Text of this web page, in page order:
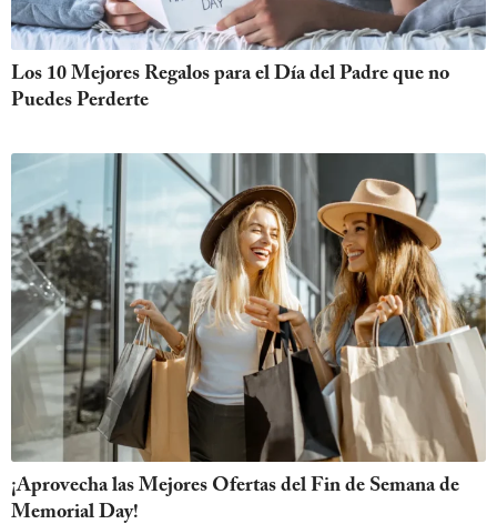
Los 10 Mejores Regalos para el Día del Padre que no
Puedes Perderte
¡Aprovecha las Mejores Ofertas del Fin de Semana de
Memorial Day!